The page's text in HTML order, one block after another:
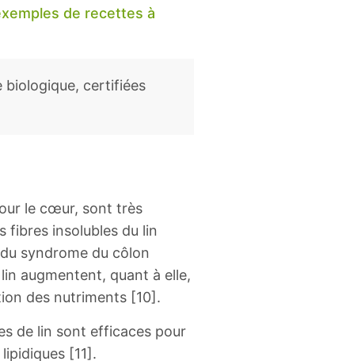
de recettes à
biologique, certifiées
le cœur, sont très
fibres insolubles du lin
syndrome du côlon
augmentent, quant à elle,
des nutriments [10].
de lin sont efficaces pour
[11].